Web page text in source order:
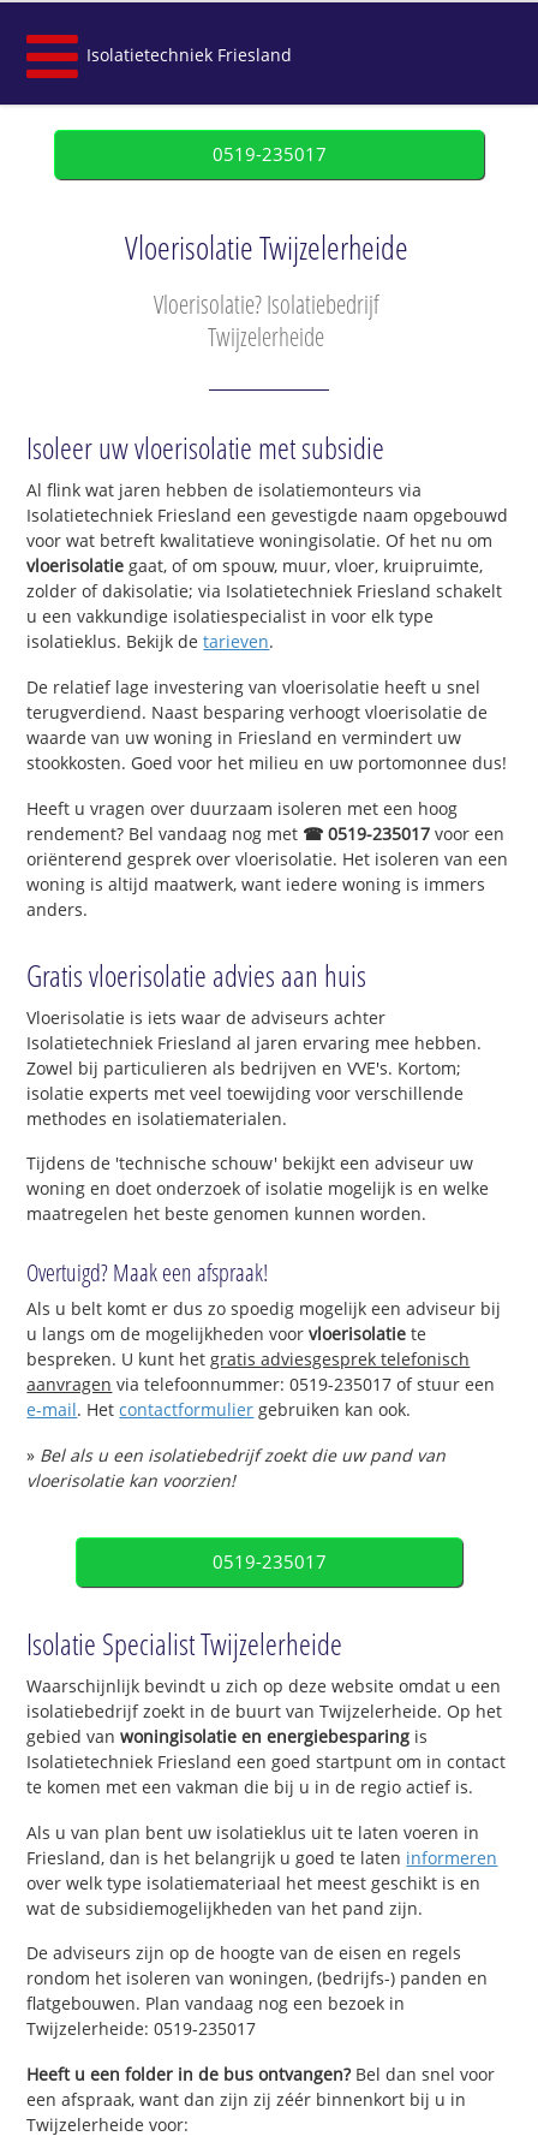
Isolatietechniek Friesland
0519-235017
Vloerisolatie Twijzelerheide
Vloerisolatie? Isolatiebedrijf
Twijzelerheide
Isoleer uw vloerisolatie met subsidie
Al flink wat jaren hebben de isolatiemonteurs via
Isolatietechniek Friesland een gevestigde naam opgebouwd
voor wat betreft kwalitatieve woningisolatie. Of het nu om
vloerisolatie gaat, of om spouw, muur, vloer, kruipruimte,
zolder of dakisolatie; via Isolatietechniek Friesland schakelt
u een vakkundige isolatiespecialist in voor elk type
isolatieklus. Bekijk detarieven.
De relatief lage investering van vloerisolatie heeft u snel
terugverdiend. Naast besparing verhoogt vloerisolatie de
waarde van uw woning in Friesland en vermindert uw
stookkosten. Goed voor het milieu en uw portomonnee dus!
Heeft u vragen over duurzaam isoleren met een hoog
rendement? Bel vandaag nog met ☎ 0519-235017 voor een
oriënterend gesprek over vloerisolatie. Het isoleren van een
woning is altijd maatwerk, want iedere woning is immers
anders.
Gratis vloerisolatie advies aan huis
Vloerisolatie is iets waar de adviseurs achter
Isolatietechniek Friesland al jaren ervaring mee hebben.
Zowel bij particulieren als bedrijven en VVE's. Kortom;
isolatie experts met veel toewijding voor verschillende
methodes en isolatiematerialen.
Tijdens de 'technische schouw' bekijkt een adviseur uw
woning en doet onderzoek of isolatie mogelijk is en welke
maatregelen het beste genomen kunnen worden.
Overtuigd? Maak een afspraak!
Als u belt komt er dus zo spoedig mogelijk een adviseur bij
u langs om de mogelijkheden voorvloerisolatie te
bespreken. U kunt hetgratis adviesgesprek telefonisch
aanvragen via telefoonnummer: 0519-235017 of stuur een
e-mail. Hetcontactformulier gebruiken kan ook.
» Bel als u een isolatiebedrijf zoekt die uw pand van
vloerisolatie kan voorzien!
0519-235017
Isolatie Specialist Twijzelerheide
Waarschijnlijk bevindt u zich op deze website omdat u een
isolatiebedrijf zoekt in de buurt van Twijzelerheide. Op het
gebied vanwoningisolatie en energiebesparing is
Isolatietechniek Friesland een goed startpunt om in contact
te komen met een vakman die bij u in de regio actief is.
Als u van plan bent uw isolatieklus uit te laten voeren in
Friesland, dan is het belangrijk u goed te laten informeren
over welk type isolatiemateriaal het meest geschikt is en
wat de subsidiemogelijkheden van het pand zijn.
De adviseurs zijn op de hoogte van de eisen en regels
rondom het isoleren van woningen, (bedrijfs-) panden en
flatgebouwen. Plan vandaag nog een bezoek in
Twijzelerheide: 0519-235017
Heeft u een folder in de bus ontvangen?Bel dan snel voor
een afspraak, want dan zijn zij zéér binnenkort bij u in
Twijzelerheide voor: